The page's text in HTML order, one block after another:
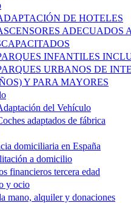
DE HOTELES
ADECUADOS A
INFANTILES
URBANOS DE
Y PARA MAYORES
del Vehículo
adaptados de fábrica
domiciliaria en España
a domicilio
financieros tercera edad
y ocio
mano, alquiler y donaciones